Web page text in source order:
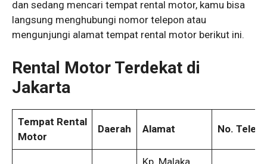
dan sedang mencari tempat rental motor, kamu bisa
langsung menghubungi nomor telepon atau
mengunjungi alamat tempat rental motor berikut ini.
Rental Motor Terdekat di
Jakarta
Tempat Rental
Motor
Daerah Alamat No.
Kp. Malaka